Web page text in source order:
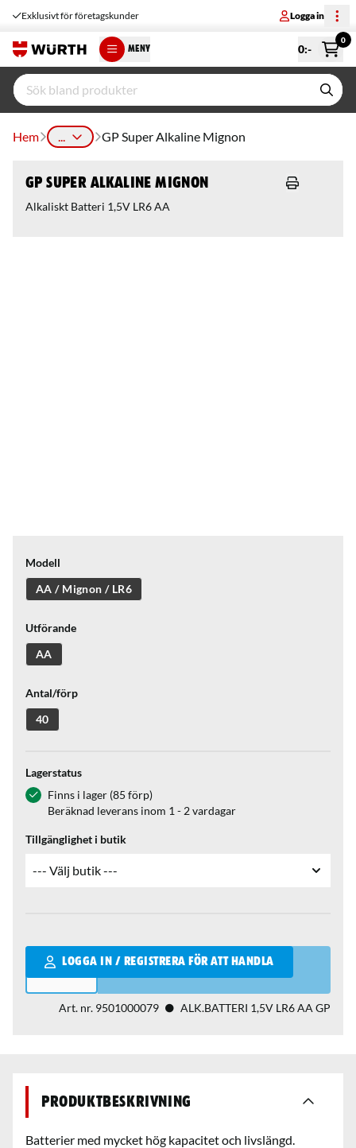
Exklusivt för företagskunder Logga in
MENY 0:-
0
Hem ... GP Super Alkaline Mignon
GP Super Alkaline Mignon
Alkaliskt Batteri 1,5V LR6 AA
Modell
AA / Mignon / LR6
Utförande
AA
Antal/förp
40
Lagerstatus
Finns i lager (85 förp)
Beräknad leverans inom 1 - 2 vardagar
Tillgänglighet i butik
LOGGA IN / REGISTRERA FÖR ATT HANDLA
Qantity
Art. nr. 9501000079 ALK.BATTERI 1,5V LR6 AA GP
Produktbeskrivning
Batterier med mycket hög kapacitet och livslängd.